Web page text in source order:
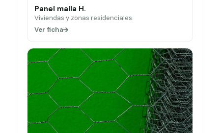
Panel malla H.
Viviendas y zonas residenciales.
Ver ficha